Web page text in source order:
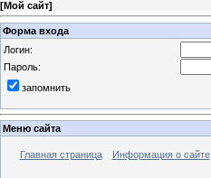
[Мой сайт]
Форма входа
Логин:
Пароль:
запомнить
Меню сайта
Главная страница Информация о сайте